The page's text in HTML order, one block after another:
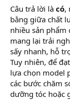
Câu trả lời là có,
bằng giữa chất
nhiều sản phẩm
mang lại trải
sấy nhanh, hỗ
Tuy nhiên, để
lựa chọn model
các bước chăm
dưỡng tóc hoặc